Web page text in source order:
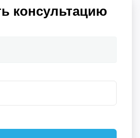
консультацию